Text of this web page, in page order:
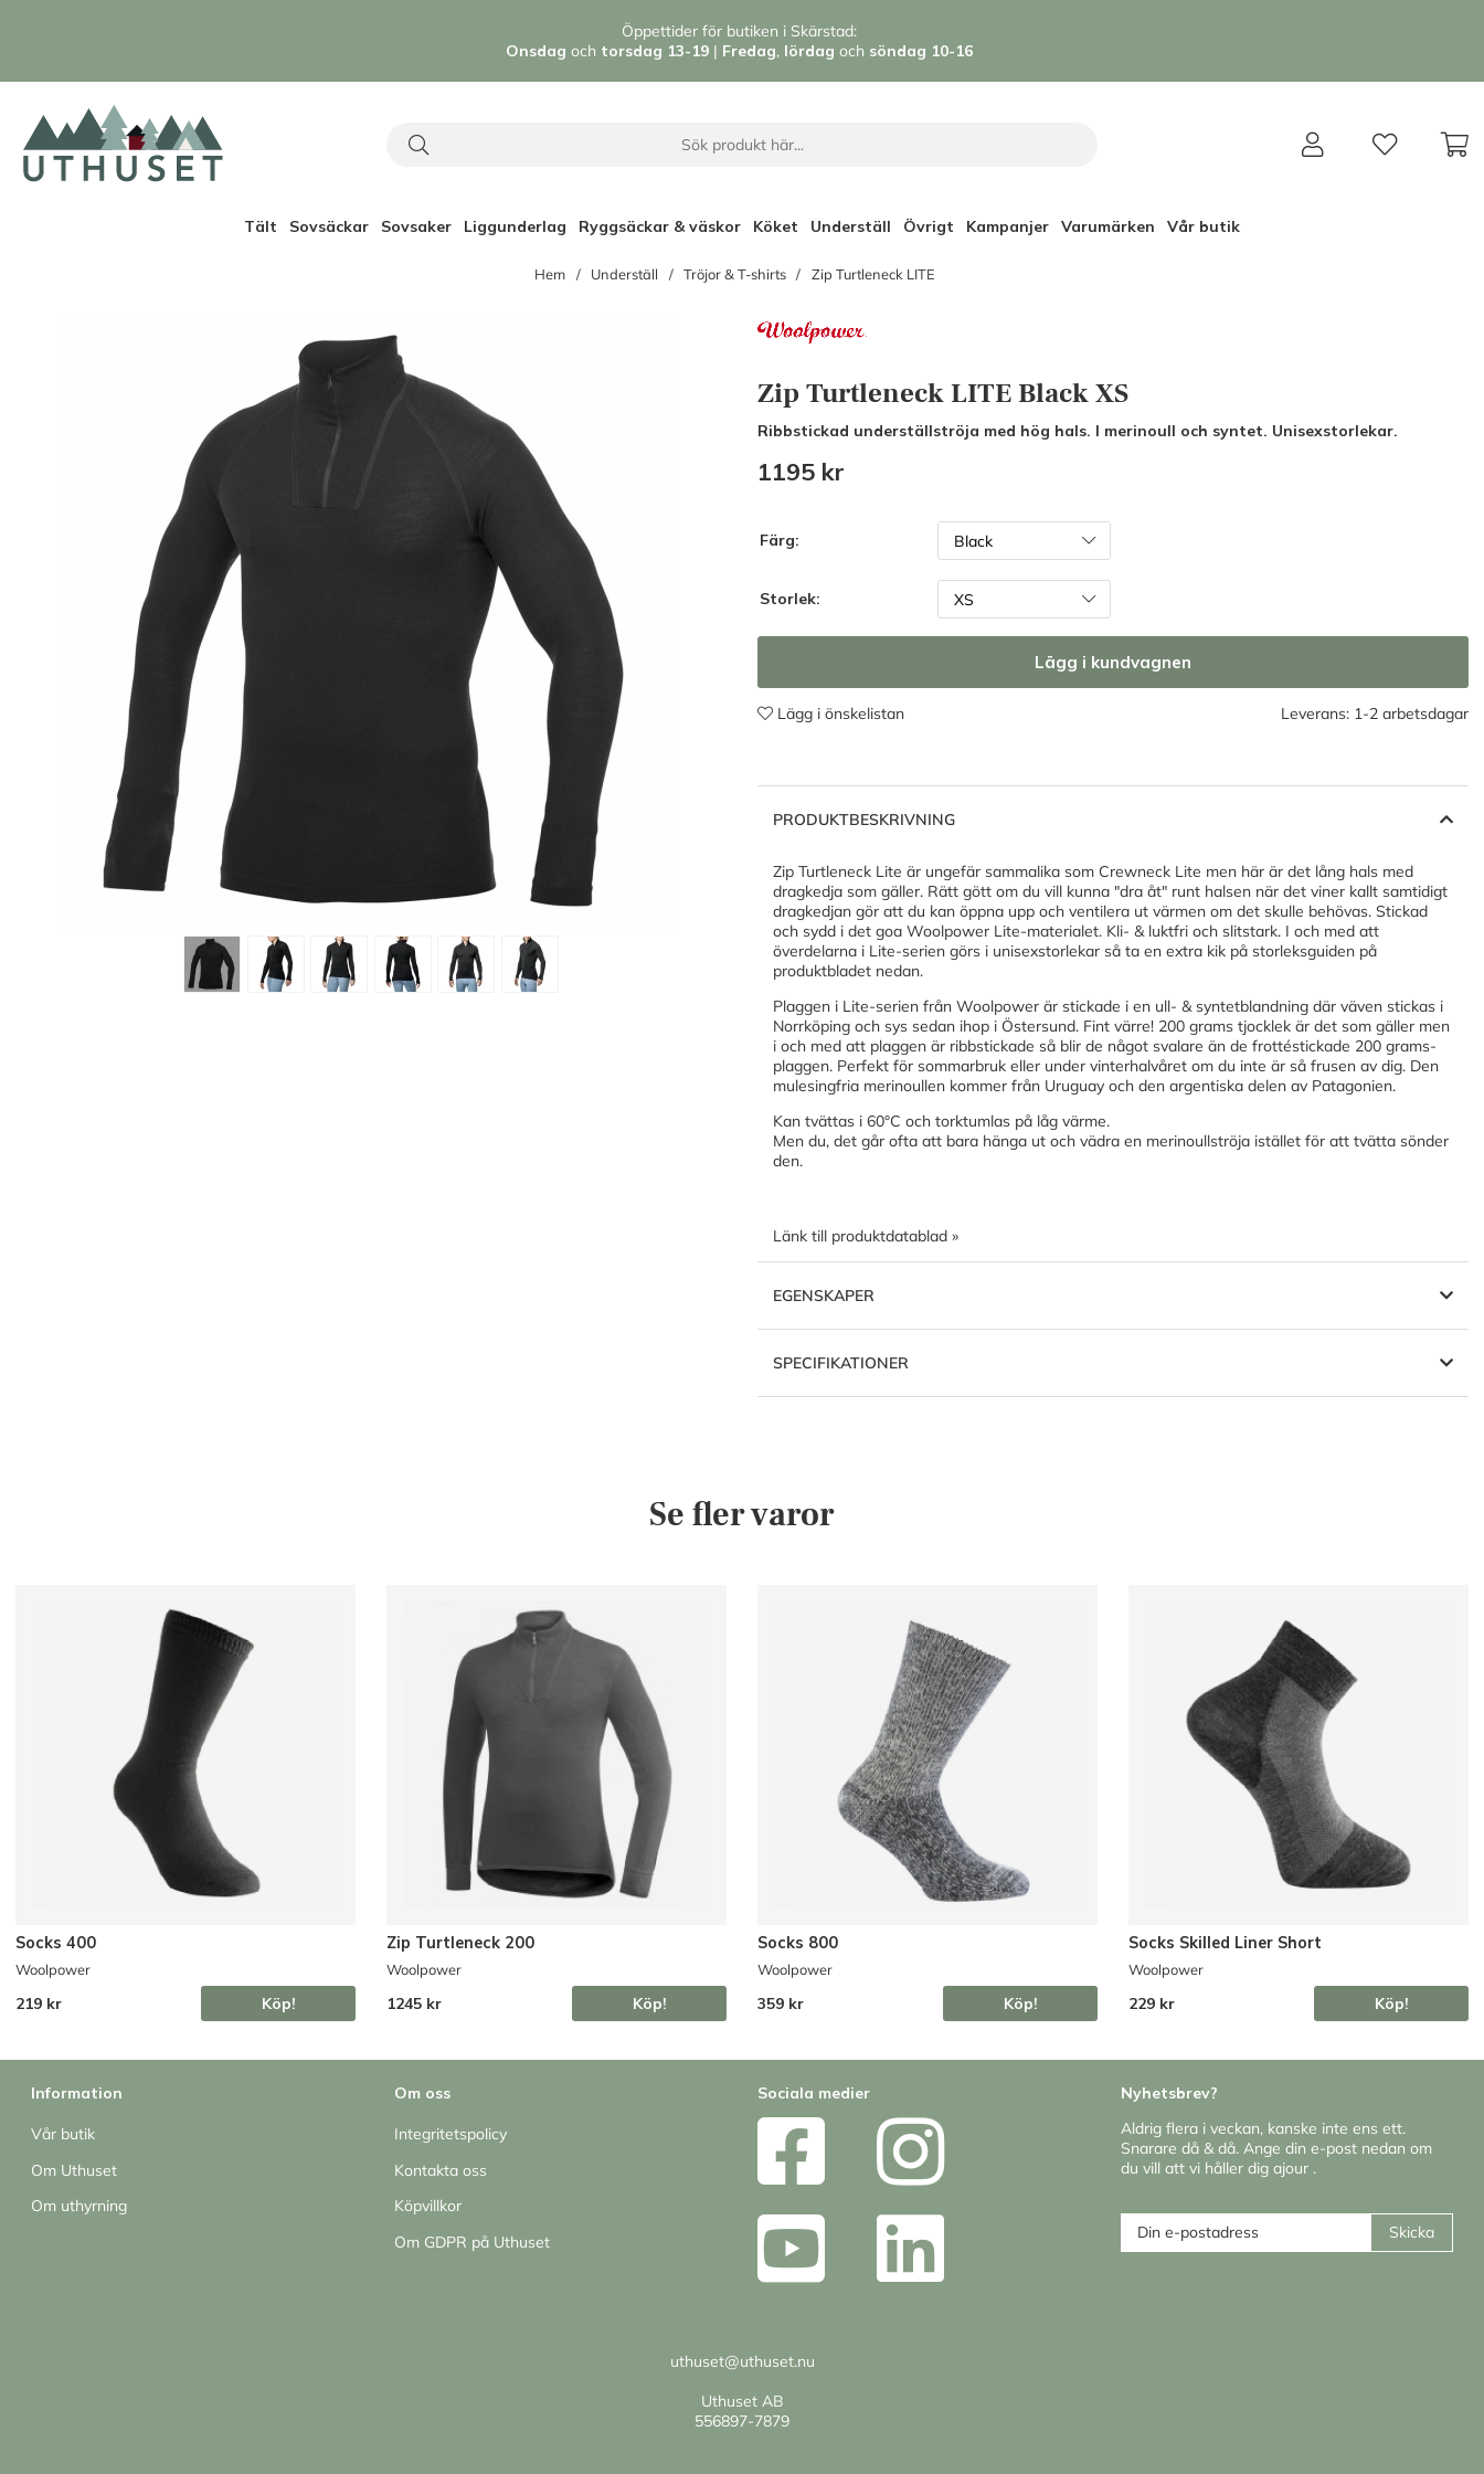
Öppettider för butiken i Skärstad:
Onsdag och torsdag 13-19 | Fredag, lördag och söndag 10-16
Tält Sovsäckar Sovsaker Liggunderlag Ryggsäckar & väskor Köket Underställ Övrigt Kampanjer Varumärken Vår butik
Hem Underställ Tröjor & T-shirts Zip Turtleneck LITE
Zip Turtleneck LITE Black XS
Ribbstickad underställströja med hög hals. I merinoull och syntet. Unisexstorlekar.
1195 kr
Färg:
Storlek:
Lägg i kundvagnen
Lägg i önskelistan Leverans: 1-2 arbetsdagar
PRODUKTBESKRIVNING
Zip Turtleneck Lite är ungefär sammalika som Crewneck Lite men här är det lång hals med
dragkedja som gäller. Rätt gött om du vill kunna "dra åt" runt halsen när det viner kallt samtidigt
dragkedjan gör att du kan öppna upp och ventilera ut värmen om det skulle behövas. Stickad
och sydd i det goa Woolpower Lite-materialet. Kli- & luktfri och slitstark. I och med att
överdelarna i Lite-serien görs i unisexstorlekar så ta en extra kik på storleksguiden på
produktbladet nedan.
Plaggen i Lite-serien från Woolpower är stickade i en ull- & syntetblandning där väven stickas i
Norrköping och sys sedan ihop i Östersund. Fint värre! 200 grams tjocklek är det som gäller men
i och med att plaggen är ribbstickade så blir de något svalare än de frottéstickade 200 grams-
plaggen. Perfekt för sommarbruk eller under vinterhalvåret om du inte är så frusen av dig. Den
mulesingfria merinoullen kommer från Uruguay och den argentiska delen av Patagonien.
Kan tvättas i 60°C och torktumlas på låg värme.
Men du, det går ofta att bara hänga ut och vädra en merinoullströja istället för att tvätta sönder
den.
Länk till produktdatablad »
EGENSKAPER
SPECIFIKATIONER
Se fler varor
Socks 400
Woolpower
219 kr Köp!
Zip Turtleneck 200
Woolpower
1245 kr Köp!
Socks 800
Woolpower
359 kr Köp!
Socks Skilled Liner Short
Woolpower
229 kr Köp!
Information
Vår butik
Om Uthuset
Om uthyrning
Om oss
Integritetspolicy
Kontakta oss
Köpvillkor
Om GDPR på Uthuset
Sociala medier
Nyhetsbrev?
Aldrig flera i veckan, kanske inte ens ett.
Snarare då & då. Ange din e-post nedan om
du vill att vi håller dig ajour .
Skicka
uthuset@uthuset.nu
Uthuset AB
556897-7879